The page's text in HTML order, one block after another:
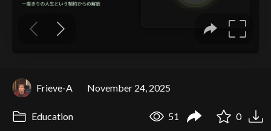
Frieve-A November 24, 2025
Education 51 0